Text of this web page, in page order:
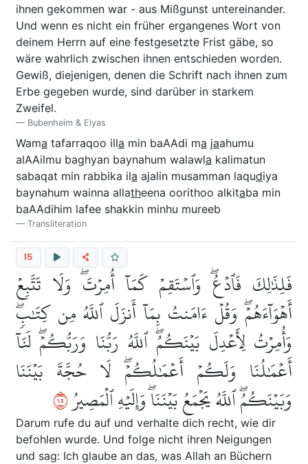
ihnen gekommen war - aus Mißgunst untereinander.
Und wenn es nicht ein früher ergangenes Wort von
deinem Herrn auf eine festgesetzte Frist gäbe, so
wäre wahrlich zwischen ihnen entschieden worden.
Gewiß, diejenigen, denen die Schrift nach ihnen zum
Erbe gegeben wurde, sind darüber in starkem
Zweifel.
Bubenheim & Elyas
Wama tafarraqoo illa min baAAdi ma jaahumu
alAAilmu baghyan baynahum walawla kalimatun
sabaqat min rabbika ila ajalin musamman laqudiya
baynahum wainna allatheena oorithoo alkitaba min
baAAdihim lafee shakkin minhu mureeb
Transliteration
15
فَلِذَٰلِكَ فَٱدۡعُۖ وَٱسۡتَقِمۡ كَمَآ أُمِرۡتَۖ وَلَا تَتَّبِعۡ
أَهۡوَآءَهُمۡۖ وَقُلۡ ءَامَنتُ بِمَآ أَنزَلَ ٱللَّهُ مِن كِتَٰبٖۖ
وَأُمِرۡتُ لِأَعۡدِلَ بَيۡنَكُمُۖ ٱللَّهُ رَبُّنَا وَرَبُّكُمۡۖ لَنَآ
أَعۡمَٰلُنَا وَلَكُمۡ أَعۡمَٰلُكُمۡۖ لَا حُجَّةَ بَيۡنَنَا
وَبَيۡنَكُمُۖ ٱللَّهُ يَجۡمَعُ بَيۡنَنَاۖ وَإِلَيۡهِ ٱلۡمَصِيرُ٥١
Darum rufe du auf und verhalte dich recht, wie dir
befohlen wurde. Und folge nicht ihren Neigungen
und sag: Ich glaube an das, was Allah an Büchern